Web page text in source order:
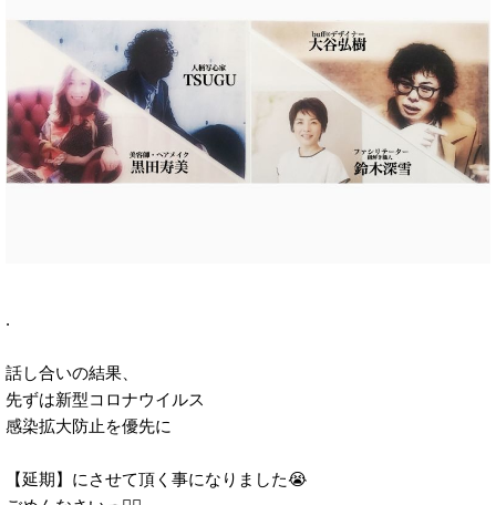
.
話し合いの結果、
先ずは新型コロナウイルス
感染拡大防止を優先に
【延期】にさせて頂く事になりました😭